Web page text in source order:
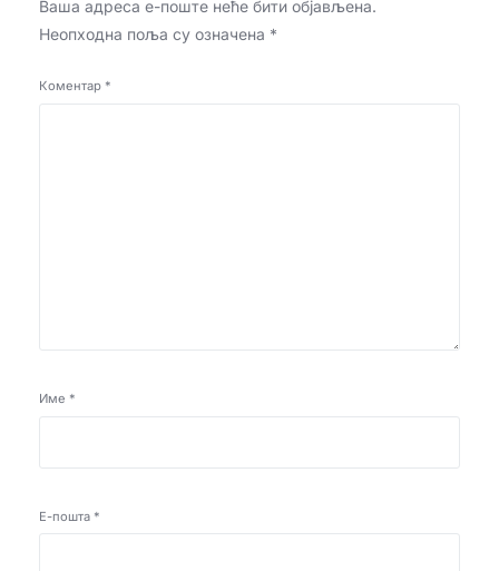
Ваша адреса е-поште неће бити објављена.
Неопходна поља су означена *
Коментар *
Име *
Е-пошта *